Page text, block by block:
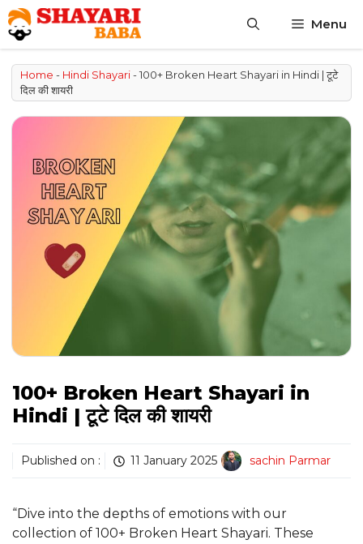
Skip
to
content
Menu
Home - Hindi Shayari-100+ Broken Heart Shayari in Hindi | टूटे
दिल की शायरी
100+ Broken Heart Shayari in
Hindi | टूटे दिल की शायरी
Published on : 11 January 2025 sachin Parmar
“Dive into the depths of emotions with our
collection of 100+ Broken Heart Shayari. These